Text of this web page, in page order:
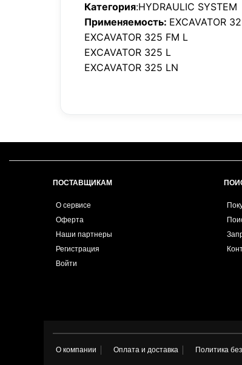
Категория:HYDRAULIC SYSTEM
Применяемость: EXCAVATOR
EXCAVATOR 325 FM L
EXCAVATOR 325 L
EXCAVATOR 325 LN
ПОСТАВЩИКАМ
О сервисе
Оферта
Наши партнеры
Регистрация
Войти
О компании Оплата и доставка Политика